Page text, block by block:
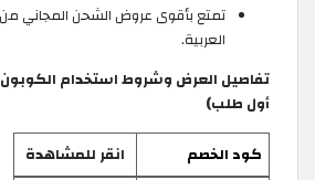
تمتع بأقوى عروض الشحن المجاني من
العربية.
أول طلب)
كود الخصم
انقر للمشاهدة